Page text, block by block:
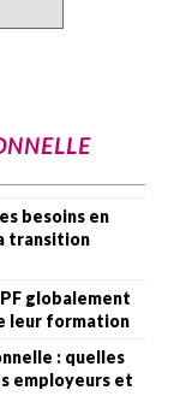
besoins en
transition
globalement
leur formation
: quelles
employeurs et